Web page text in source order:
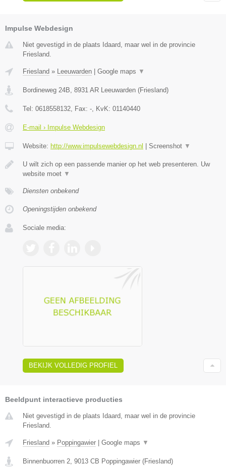
Impulse Webdesign
Niet gevestigd in de plaats Idaard, maar wel in de provincie
Friesland.
Friesland » Leeuwarden Google maps ▼
Bordineweg 24B, 8931 AR Leeuwarden (Friesland)
Tel: 0618558132, Fax: -, KvK: 01140440
E-mail › Impulse Webdesign
Website: http://www.impulsewebdesign.nl Screenshot ▼
U wilt zich op een passende manier op het web presenteren. Uw
website moet ▼
Diensten onbekend
Openingstijden onbekend
Sociale media:
BEKIJK VOLLEDIG PROFIEL
Beeldpunt interactieve producties
Niet gevestigd in de plaats Idaard, maar wel in de provincie
Friesland.
Friesland » Poppingawier Google maps ▼
Binnenbuorren 2, 9013 CB Poppingawier (Friesland)